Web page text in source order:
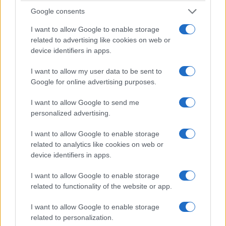
Google consents
I want to allow Google to enable storage
related to advertising like cookies on web or
device identifiers in apps.
I want to allow my user data to be sent to
Google for online advertising purposes.
I want to allow Google to send me
personalized advertising.
I want to allow Google to enable storage
related to analytics like cookies on web or
device identifiers in apps.
I want to allow Google to enable storage
related to functionality of the website or app.
I want to allow Google to enable storage
related to personalization.
Νέα κομψά γραφικά για τον πίνακα οργάνων
Όλα τα νέα PEUGEOT 308 διαθέτουν ψηφιακό πίνακα
οργάνων στάνταρ, με νέα 3D γραφικά (έκδοση GT), τα
κομψότητας, της ευκρίνειας και της βέλτιστης
αναγνωσιμότητας.
Πέντε i-Toggles για πιο διαισθητικό έλεγχο
Ενσωματωμένα σε μια κομψή μαύρη λωρίδα κάτω από την
κεντρική οθόνη αφής, τα πέντε i-Toggles επιτρέπουν στους
ρυθμίσεις τους για ορισμένες λειτουργίες: κλιματισμός,
τηλεφωνικές επαφές, ραδιοφωνικός σταθμός, πλοήγηση
στο σπίτι κ.λ.π.